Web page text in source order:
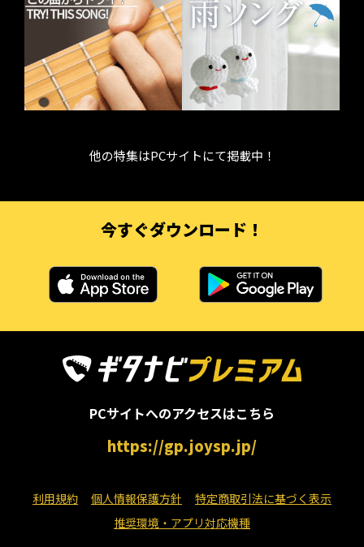
他の特集はPCサイトにて掲載中！
今すぐダウンロード！
PCサイトへのアクセスはこちら
https://gp.joysp.jp/
利用規約 個人情報保護方針
特定商取引法に基づく表示
推奨環境・アプリ対応機種